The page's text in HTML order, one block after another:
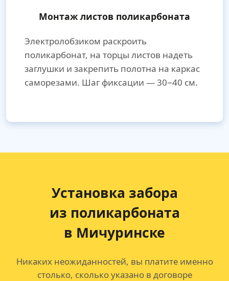
Монтаж листов поликарбоната
Электролобзиком раскроить
поликарбонат, на торцы листов надеть
заглушки и закрепить полотна на каркас
саморезами. Шаг фиксации — 30−40 см.
Установка забора
из поликарбоната
в Мичуринске
Никаких неожиданностей, вы платите именно
столько, сколько указано в договоре